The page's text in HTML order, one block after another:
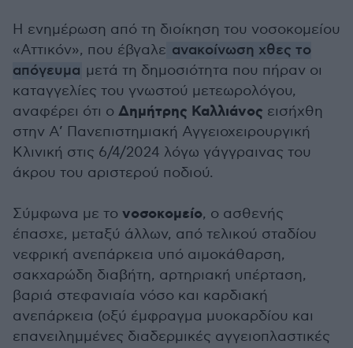
Η ενημέρωση από τη διοίκηση του νοσοκομείου
«Αττικόν», που έβγαλε ανακοίνωση χθες το
απόγευμα μετά τη δημοσιότητα που πήραν οι
καταγγελίες του γνωστού μετεωρολόγου,
αναφέρει ότι ο Δημήτρης Καλλιάνος εισήχθη
στην Α’ Πανεπιστημιακή Αγγειοχειρουργική
Κλινική στις 6/4/2024 λόγω γάγγραινας του
άκρου του αριστερού ποδιού.
Σύμφωνα με το νοσοκομείο, ο ασθενής
έπασχε, μεταξύ άλλων, από τελικού σταδίου
νεφρική ανεπάρκεια υπό αιμοκάθαρση,
σακχαρώδη διαβήτη, αρτηριακή υπέρταση,
βαριά στεφανιαία νόσο και καρδιακή
ανεπάρκεια (οξύ έμφραγμα μυοκαρδίου και
επανειλημμένες διαδερμικές αγγειοπλαστικές